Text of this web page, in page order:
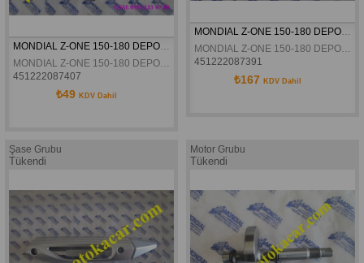
MONDIAL Z-ONE 150-180 DEPO GRENAJI SAG IÇ KAPAK ORJINAL
MONDIAL Z-ONE 150-180 DEPO GRENAJI SAG IÇ KAPAK ORJINAL
451222087407
₺49 KDV Dahil
451222087391
₺167 KDV Dahil
Şase Grubu
Tükendi
Motor Grubu
Tükendi